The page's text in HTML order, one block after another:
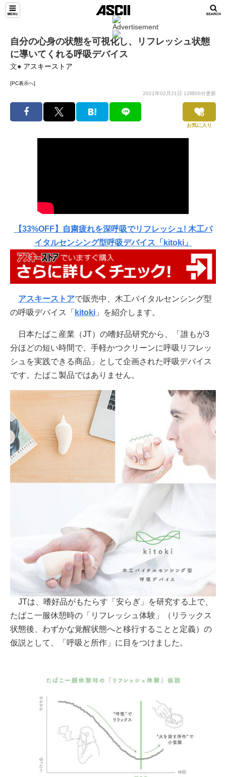
自分の心身の状態を可視化し、リフレッシュ状態
に導いてくれる呼吸デバイス
文● アスキーストア
[PC表示へ]
2021年02月21日 12時00分更新
お気に入り
【33%OFF】自粛疲れを深呼吸でリフレッシュ! 木工バ
イタルセンシング型呼吸デバイス「kitoki」
アスキーストアで販売中、木工バイタルセンシング型
の呼吸デバイス「 kitoki 」を紹介します。
日本たばこ産業（JT）の嗜好品研究から、「誰もが3
分ほどの短い時間で、手軽かつクリーンに呼吸リフレッ
シュを実践できる商品」として企画された呼吸デバイス
です。たばこ製品ではありません。
JTは、嗜好品がもたらす「安らぎ」を研究する上で、
たばこ一服休憩時の「リフレッシュ体験」（リラックス
状態後、わずかな覚醒状態へと移行することと定義）の
仮説として、「呼吸と所作」に目をつけました。